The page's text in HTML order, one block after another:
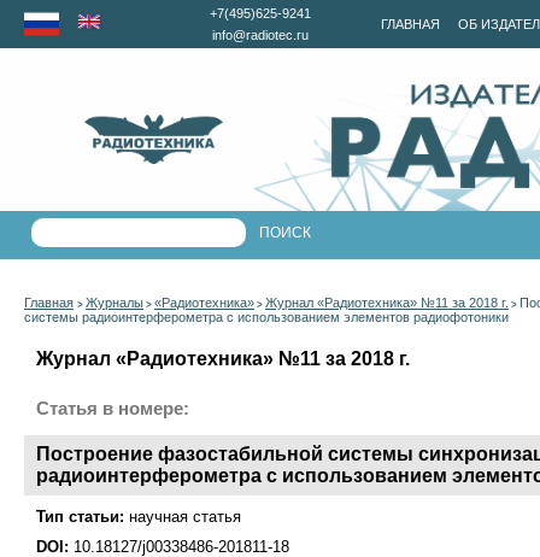
ГЛАВНАЯ ОБ
+7(495)625-9241
info@radiotec.ru
Главная > Журналы > «Радиотехника» > Журнал «Радиотехника» №11 за 2018 г. >
системы радиоинтерферометра с использованием элементов радиофотоники
Журнал «Радиотехника» №11 за 2018 г.
Статья в номере:
Построение фазостабильной системы
радиоинтерферометра с использованием
Тип статьи: научная статья
DOI: 10.18127/j00338486-201811-18